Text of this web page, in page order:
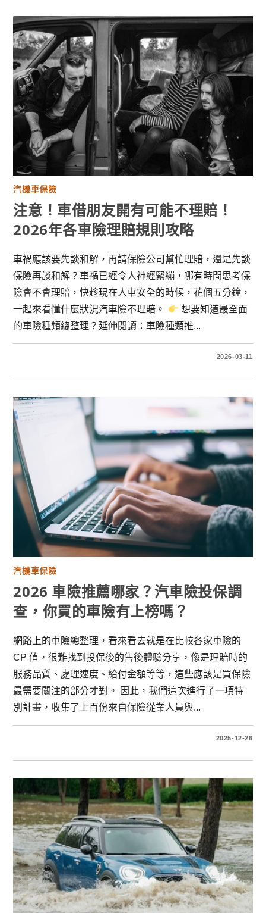
汽機車保險
注意！車借朋友開有可能不理賠！
2026年各車險理賠規則攻略
車禍應該要先談和解，再請保險公司幫忙理賠，還是先談
保險再談和解？車禍已經令人神經緊繃，哪有時間思考保
險會不會理賠，快趁現在人車安全的時候，花個五分鐘，
一起來看懂什麼狀況汽車險不理賠。
想要知道最全面
的車險種類總整理？延伸閱讀：車險種類推...
2026-03-11
汽機車保險
2026 車險推薦哪家？汽車險投保調
查，你買的車險有上榜嗎？
網路上的車險總整理，看來看去就是在比較各家車險的
CP 值，很難找到投保後的售後體驗分享，像是理賠時的
服務品質、處理速度、給付金額等等，這些應該是買保險
最需要關注的部分才對。 因此，我們這次進行了一項特
別計畫，收集了上百份來自保險從業人員與...
2025-12-26